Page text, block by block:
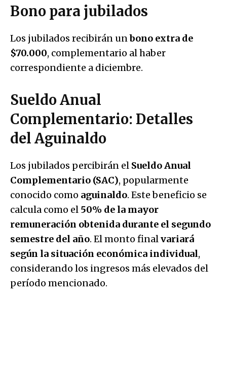
Bono para jubilados
Los jubilados recibirán unbono extra de
$70.000, complementario al haber
correspondiente a diciembre.
Sueldo Anual
Complementario: Detalles
del Aguinaldo
Los jubilados percibirán el Sueldo Anual
Complementario (SAC), popularmente
conocido como aguinaldo. Este beneficio se
calcula como el 50% de la mayor
remuneración obtenida durante el segundo
semestre del año. El monto finalvariará
según la situación económica individual,
considerando los ingresos más elevados del
período mencionado.